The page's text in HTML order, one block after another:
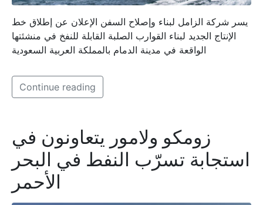
يسر شركة الزامل لبناء وإصلاح السفن الإعلان عن إطلاق خط
الإنتاج الجديد لبناء القوارب الصلبة القابلة للنفخ في منشئتها
الواقعة في مدينة الدمام بالمملكة العربية السعودية
Continue reading
زومكو ولامور يتعاونون في
استجابة تسرّب النفط في البحر
الأحمر